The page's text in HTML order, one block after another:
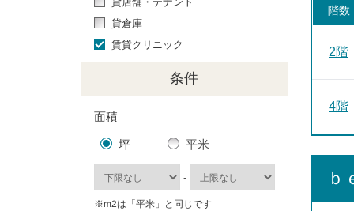
貸倉庫
賃貸クリニック
条件
面積
坪 平米
-
※m2は「平米」と同じです
階数
2階
4階
ｂ